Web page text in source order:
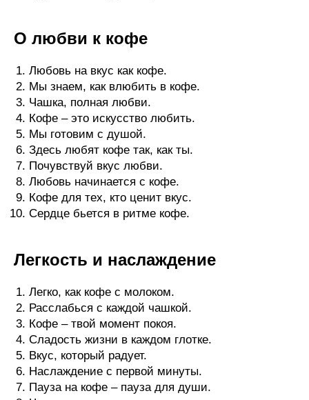
О любви к кофе
Любовь на вкус как кофе.
Мы знаем, как влюбить в кофе.
Чашка, полная любви.
Кофе – это искусство любить.
Мы готовим с душой.
Здесь любят кофе так, как ты.
Почувствуй вкус любви.
Любовь начинается с кофе.
Кофе для тех, кто ценит вкус.
Сердце бьется в ритме кофе.
Легкость и наслаждение
Легко, как кофе с молоком.
Расслабься с каждой чашкой.
Кофе – твой момент покоя.
Сладость жизни в каждом глотке.
Вкус, который радует.
Наслаждение с первой минуты.
Пауза на кофе – пауза для души.